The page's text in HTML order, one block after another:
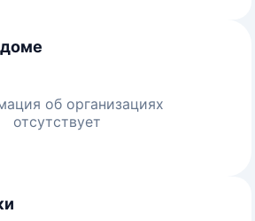
об организациях
отсутствует